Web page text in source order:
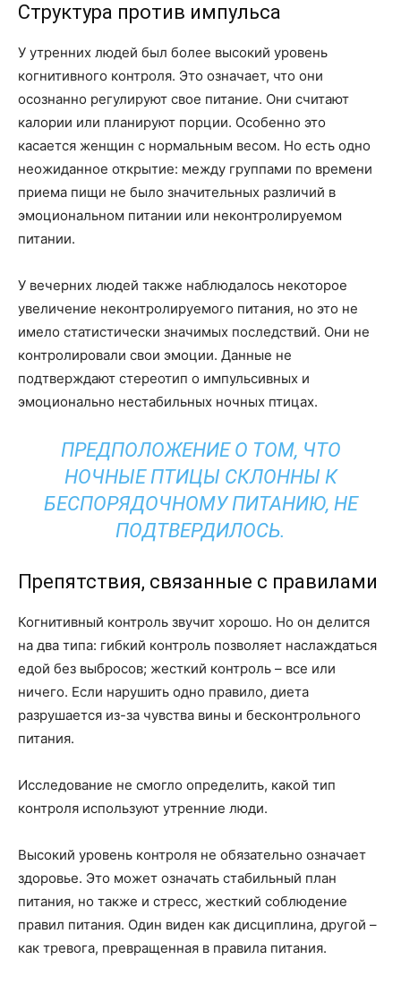
Структура против импульса
У утренних людей был более высокий уровень
когнитивного контроля. Это означает, что они
осознанно регулируют свое питание. Они считают
калории или планируют порции. Особенно это
касается женщин с нормальным весом. Но есть одно
неожиданное открытие: между группами по времени
приема пищи не было значительных различий в
эмоциональном питании или неконтролируемом
питании.
У вечерних людей также наблюдалось некоторое
увеличение неконтролируемого питания, но это не
имело статистически значимых последствий. Они не
контролировали свои эмоции. Данные не
подтверждают стереотип о импульсивных и
эмоционально нестабильных ночных птицах.
ПРЕДПОЛОЖЕНИЕ О ТОМ, ЧТО
НОЧНЫЕ ПТИЦЫ СКЛОННЫ К
БЕСПОРЯДОЧНОМУ ПИТАНИЮ, НЕ
ПОДТВЕРДИЛОСЬ.
Препятствия, связанные с правилами
Когнитивный контроль звучит хорошо. Но он делится
на два типа: гибкий контроль позволяет наслаждаться
едой без выбросов; жесткий контроль – все или
ничего. Если нарушить одно правило, диета
разрушается из-за чувства вины и бесконтрольного
питания.
Исследование не смогло определить, какой тип
контроля используют утренние люди.
Высокий уровень контроля не обязательно означает
здоровье. Это может означать стабильный план
питания, но также и стресс, жесткий соблюдение
правил питания. Один виден как дисциплина, другой –
как тревога, превращенная в правила питания.